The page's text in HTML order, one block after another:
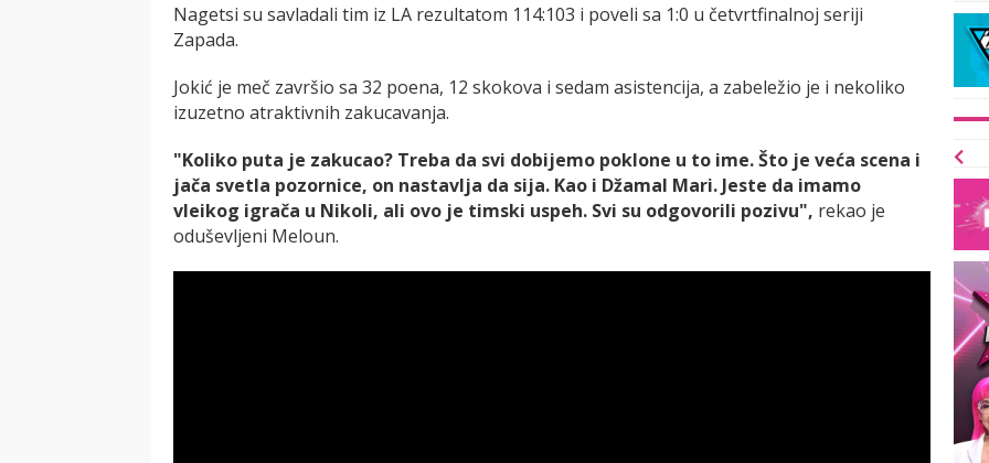
Nagetsi su savladali tim iz LA rezultatom 114:103 i poveli sa 1:0 u četvrtfinalnoj seriji
Zapada.
Jokić je meč završio sa 32 poena, 12 skokova i sedam asistencija, a zabeležio je i nekoliko
izuzetno atraktivnih zakucavanja.
"Koliko puta je zakucao? Treba da svi dobijemo poklone u to ime. Što je veća scena i
jača svetla pozornice, on nastavlja da sija. Kao i Džamal Mari. Jeste da imamo
vleikog igrača u Nikoli, ali ovo je timski uspeh. Svi su odgovorili pozivu", rekao je
oduševljeni Meloun.